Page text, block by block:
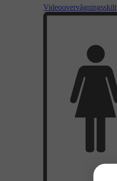
Videoovervågningsskilt